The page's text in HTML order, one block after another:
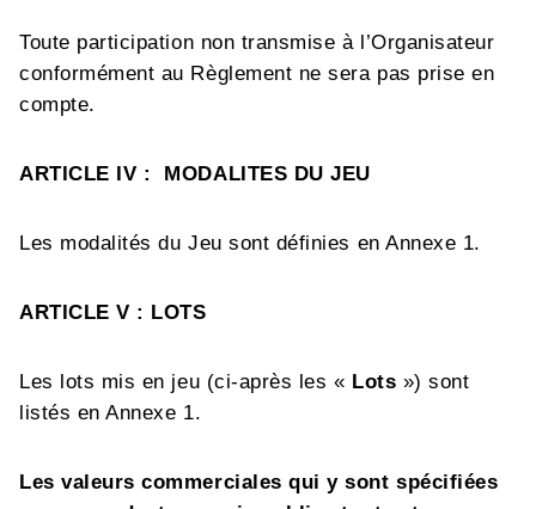
Toute participation non transmise à l’Organisateur
conformément au Règlement ne sera pas prise en
compte.
ARTICLE IV : MODALITES DU JEU
Les modalités du Jeu sont définies en Annexe 1.
ARTICLE V : LOTS
Les lots mis en jeu (ci-après les « Lots ») sont
listés en Annexe 1.
Les valeurs commerciales qui y sont spécifiées